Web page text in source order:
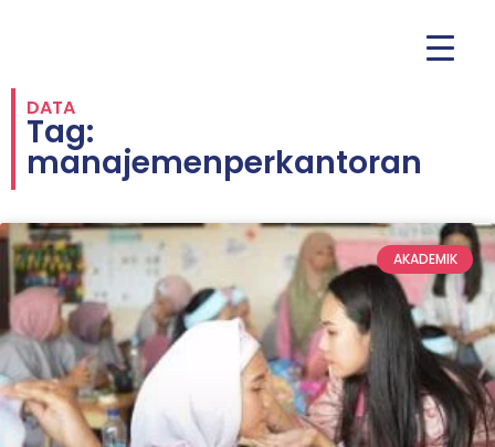
DATA
Tag:
manajemenperkantoran
AKADEMIK